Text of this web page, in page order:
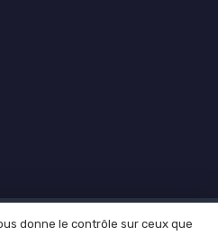
de confidentialité Grande
donne le contrôle sur ceux que